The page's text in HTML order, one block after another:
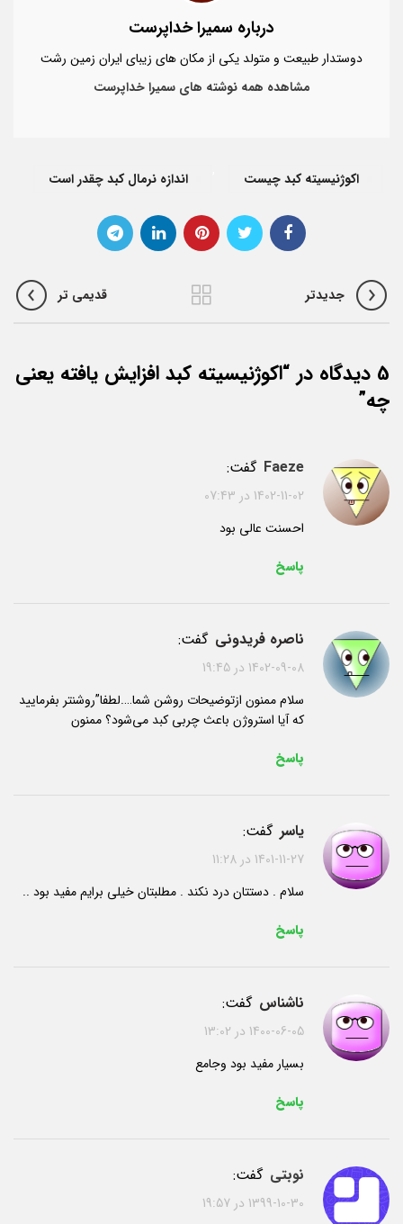
درباره سمیرا خداپرست
دوستدار طبیعت و متولد یکی از مکان های زیبای ایران زمین رشت
مشاهده همه نوشته های سمیرا خداپرست
اکوژنیسیته کبد چیست اندازه نرمال کبد چقدر است
جدیدتر قدیمی تر
5 دیدگاه در “
اکوژنیسیته کبد افزایش یافته یعنی
چه”
faeze گفت:
1402-11-02 در 07:43
احسنت عالی بود
پاسخ
ناصره فریدونی گفت:
1402-09-08 در 19:45
سلام ممنون ازتوضیحات روشن شما….لطفا”روشنتر بفرمایید
که آیا استروژن باعث چربی کبد می‌شود؟ ممنون
پاسخ
یاسر گفت:
1401-11-27 در 11:28
سلام . دستتان درد نکند . مطلبتان خیلی برایم مفید بود ..
پاسخ
ناشناس گفت:
1400-06-05 در 13:02
بسیار مفید بود وجامع
پاسخ
نوبتی گفت:
1399-10-30 در 19:57